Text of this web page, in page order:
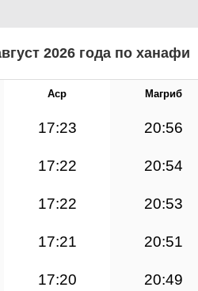
2026 года по ханафи
Аср Магриб
17:23 20:56
17:22 20:54
17:22 20:53
17:21 20:51
17:20 20:49